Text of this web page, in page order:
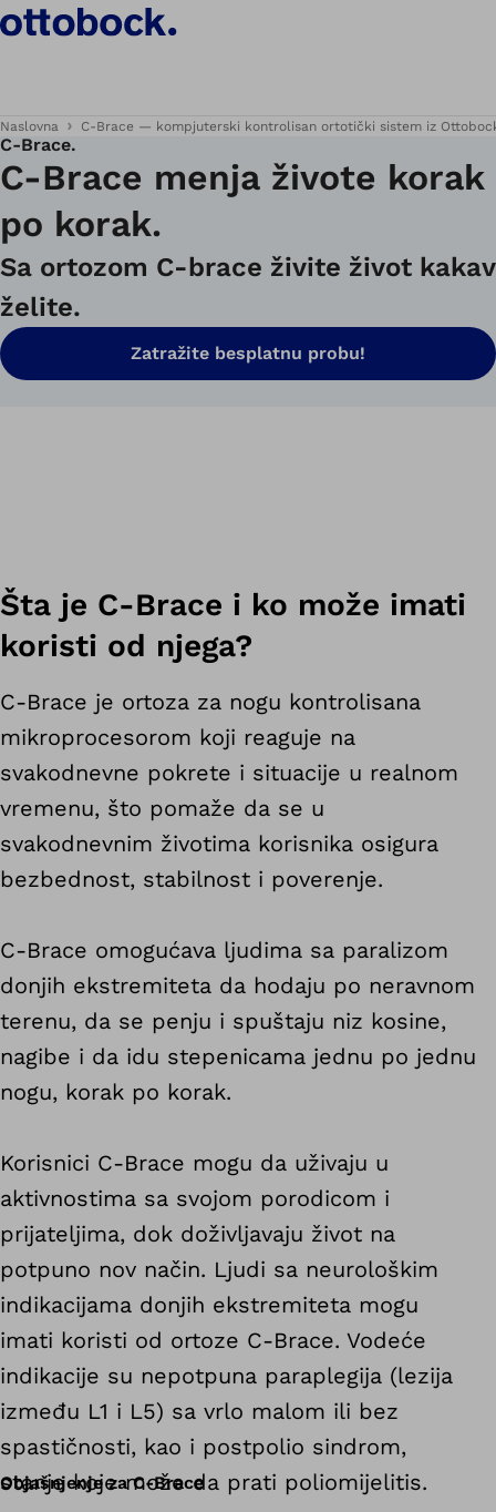
Naslovna C-Brace — kompjuterski kontrolisan ortotički sistem iz
C‑Brace.
C-Brace menja živote korak
po korak.
Sa ortozom C-brace živite život kakav
želite.
Zatražite besplatnu probu!
Šta je C-Brace i ko može imati
koristi od njega?
C-Brace je ortoza za nogu kontrolisana
mikroprocesorom koji reaguje na
svakodnevne pokrete i situacije u realnom
vremenu, što pomaže da se u
svakodnevnim životima korisnika osigura
bezbednost, stabilnost i poverenje.
C-Brace omogućava ljudima sa paralizom
donjih ekstremiteta da hodaju po neravnom
terenu, da se penju i spuštaju niz kosine,
nagibe i da idu stepenicama jednu po jednu
nogu, korak po korak.
Korisnici C-Brace mogu da uživaju u
aktivnostima sa svojom porodicom i
prijateljima, dok doživljavaju život na
potpuno nov način. Ljudi sa neurološkim
indikacijama donjih ekstremiteta mogu
imati koristi od ortoze C-Brace. Vodeće
indikacije su nepotpuna paraplegija (lezija
između L1 i L5) sa vrlo malom ili bez
spastičnosti, kao i postpolio sindrom,
stanje koje može da prati poliomijelitis.
Objašnjenje za C-Brace